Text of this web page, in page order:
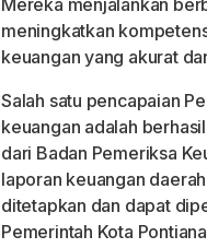
Mereka menjalankan
meningkatkan
keuangan yang akurat
Salah satu pencapaian
keuangan adalah
dari Badan Pemeriksa
laporan keuangan
ditetapkan dan dapat
Pemerintah Kota